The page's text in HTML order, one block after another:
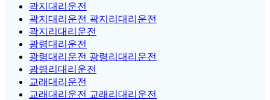
곽지대리운전
곽지대리운전 곽지리대리운전
곽지리대리운전
광령대리운전
광령대리운전 광령리대리운전
광령리대리운전
교래대리운전
교래대리운전 교래리대리운전